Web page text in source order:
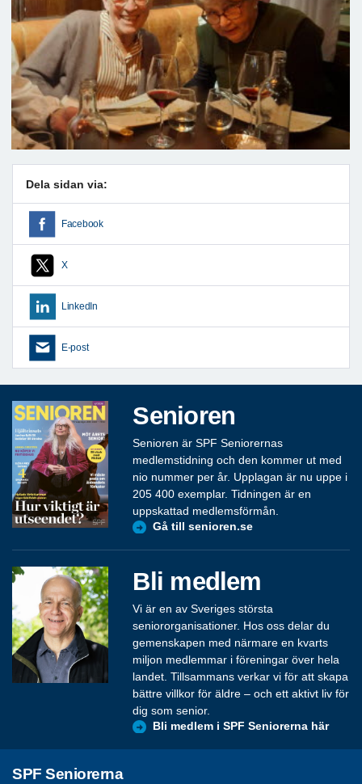
Dela sidan via:
Facebook
X
LinkedIn
E-post
Senioren
Senioren är SPF Seniorernas
medlemstidning och den kommer ut med
nio nummer per år. Upplagan är nu uppe i
205 400 exemplar. Tidningen är en
uppskattad medlemsförmån.
Gå till senioren.se
Bli medlem
Vi är en av Sveriges största
seniororganisationer. Hos oss delar du
gemenskapen med närmare en kvarts
miljon medlemmar i föreningar över hela
landet. Tillsammans verkar vi för att skapa
bättre villkor för äldre – och ett aktivt liv för
dig som senior.
Bli medlem i SPF Seniorerna här
SPF Seniorerna